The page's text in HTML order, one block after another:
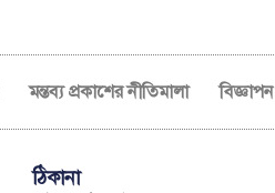
মন্তব্য প্রকাশের নীতিমালা বিজ্ঞাপন
ঠিকানা